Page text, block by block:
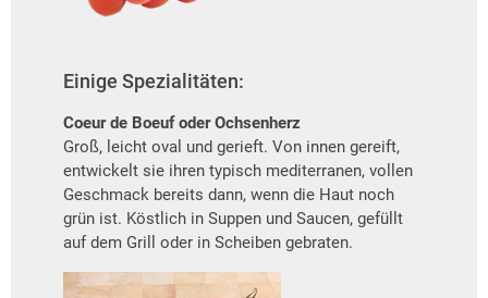
Einige Spezialitäten:
Coeur de Boeuf oder Ochsenherz
Groß, leicht oval und gerieft. Von innen gereift,
entwickelt sie ihren typisch mediterranen, vollen
Geschmack bereits dann, wenn die Haut noch
grün ist. Köstlich in Suppen und Saucen, gefüllt
auf dem Grill oder in Scheiben gebraten.